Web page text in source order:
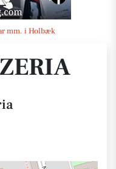
mm. i Holbæk